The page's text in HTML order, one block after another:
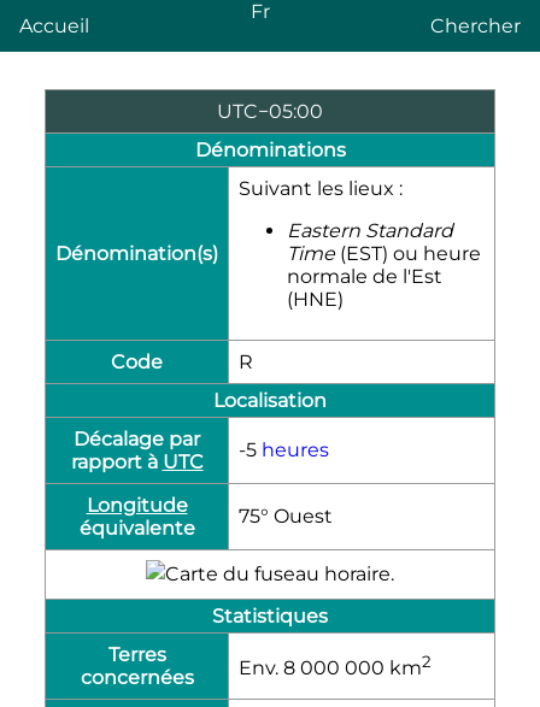
Accueil
Fr
Chercher
UTC−05:00
Dénominations
Dénomination(s)
Suivant les lieux :
Eastern Standard
Time(EST) ou heure
normale de l'Est
(HNE)
Code
R
Localisation
Décalage par
rapport à UTC
-5 heures
Longitude
équivalente
75° Ouest
Statistiques
Terres
concernées
Env. 8 000 000 km2